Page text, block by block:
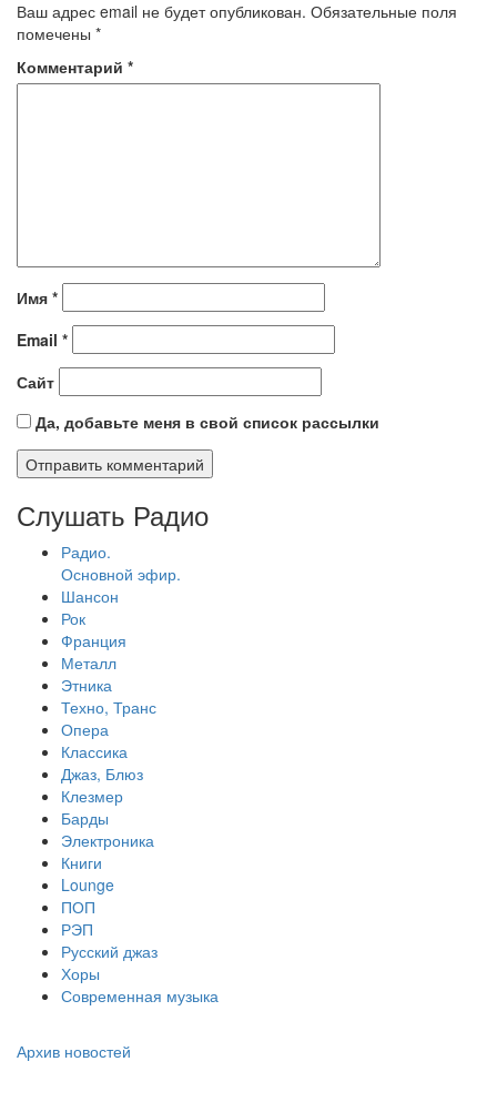
Ваш адрес email не будет опубликован. Обязательные поля
помечены *
Комментарий *
Имя *
Email *
Сайт
Да, добавьте меня в свой список рассылки
Слушать Радио
Радио.
Основной эфир.
Шансон
Рок
Франция
Металл
Этника
Техно, Транс
Опера
Классика
Джаз, Блюз
Клезмер
Барды
Электроника
Книги
Lounge
ПОП
РЭП
Русский джаз
Хоры
Современная музыка
Архив новостей